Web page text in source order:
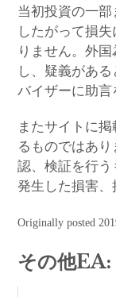
当初投資の一部
したがって損
りません。外
し、疑義があ
バイザーに助言
またサイトに
るものではあ
認、検証を行
発生した損害、
Originally posted
その他EA: